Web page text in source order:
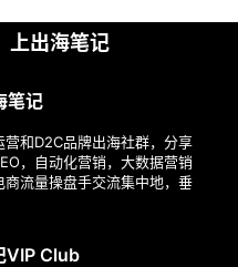
上出海笔记
笔记
和D2C品牌出海社群，分享
，自动化营销，大数据营销
流量操盘手交流集中地，垂
VIP Club